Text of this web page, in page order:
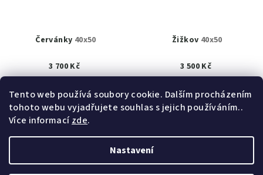
Tento web používá soubory cookie. Dalším procházením
tohoto webu vyjadřujete souhlas s jejich používáním..
Více informacízde.
Nastavení
Červánky 40x50
3 700 Kč
Detail
Žižkov 40x50
3 500 Kč